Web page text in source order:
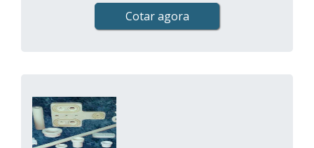
Cotar agora